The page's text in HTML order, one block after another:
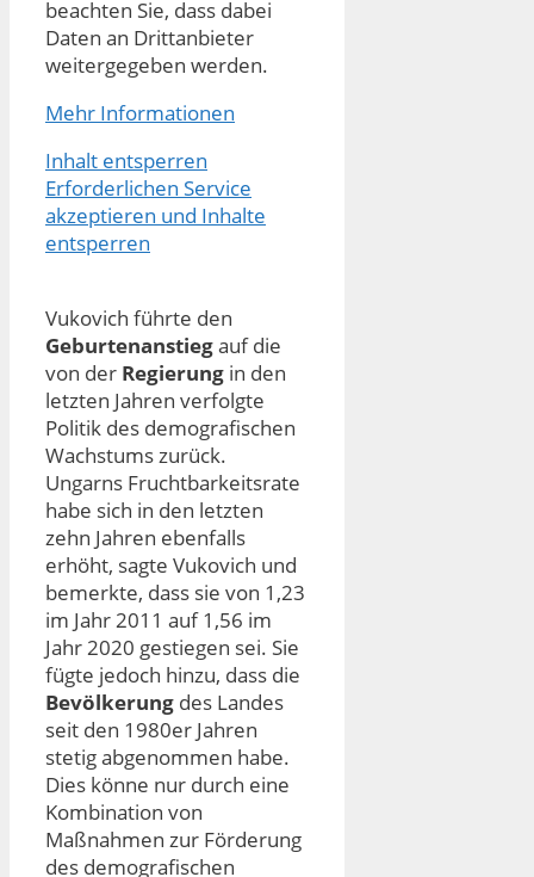
beachten Sie, dass dabei
Daten an Drittanbieter
weitergegeben werden.
Mehr Informationen
Inhalt entsperren
Erforderlichen Service
akzeptieren und Inhalte
entsperren
Vukovich führte den
Geburtenanstiegauf die
von der Regierung in den
letzten Jahren verfolgte
Politik des demografischen
Wachstums zurück.
Ungarns Fruchtbarkeitsrate
habe sich in den letzten
zehn Jahren ebenfalls
erhöht, sagte Vukovich und
bemerkte, dass sie von 1,23
im Jahr 2011 auf 1,56 im
Jahr 2020 gestiegen sei. Sie
fügte jedoch hinzu, dass die
Bevölkerung des Landes
seit den 1980er Jahren
stetig abgenommen habe.
Dies könne nur durch eine
Kombination von
Maßnahmen zur Förderung
des demografischen